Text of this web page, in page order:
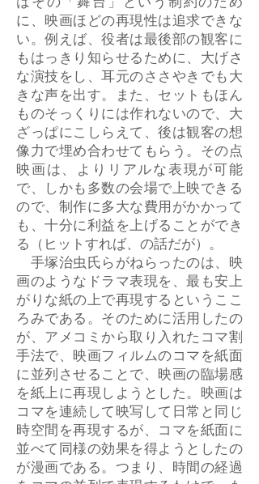
に、映画ほどの再現性は追求できな
い。例えば、役者は最後部の観客に
もはっきり知らせるために、大げさ
な演技をし、耳元のささやきでも大
きな声を出す。また、セットもほん
ものそっくりには作れないので、大
ざっぱにこしらえて、後は観客の想
像力で埋め合わせてもらう。その点
映画は、よりリアルな表現が可能
で、しかも多数の会場で上映できる
ので、制作に多大な費用がかかって
も、十分に利益を上げることができ
る（ヒットすれば、の話だが）。
手塚治虫氏らがねらったのは、映
画のようなドラマ表現を、最も安上
がりな紙の上で再現するというここ
ろみである。そのために活用したの
が、アメコミから取り入れたコマ割
手法で、映画フィルムのコマを紙面
に並列させることで、映画の臨場感
を紙上に再現しようとした。映画は
コマを連続して映写して日常と同じ
時空間を再現するが、コマを紙面に
並べて同様の効果を得ようとしたの
が漫画である。つまり、時間の経過